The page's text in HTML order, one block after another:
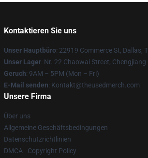
Kontaktieren Sie uns
Unser Hauptbüro: 22919 Commerce St, Dallas,
Unser Lager: Nr. 22 Chaowai Street, Chengjiang
Geruch: 9AM – 5PM (Mon – Fri)
E-Mail senden: Kontakt@theusedmerch.com
Unsere Firma
Über uns
Allgemeine Geschäftsbedingungen
Datenschutzrichtlinien
DMCA - Copyright Policy